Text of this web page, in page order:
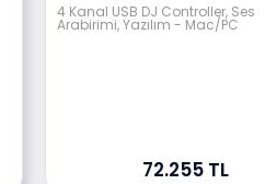
4 Kanal USB DJ Controller, Ses
Arabirimi, Yazılım - Mac/PC
72.255 TL